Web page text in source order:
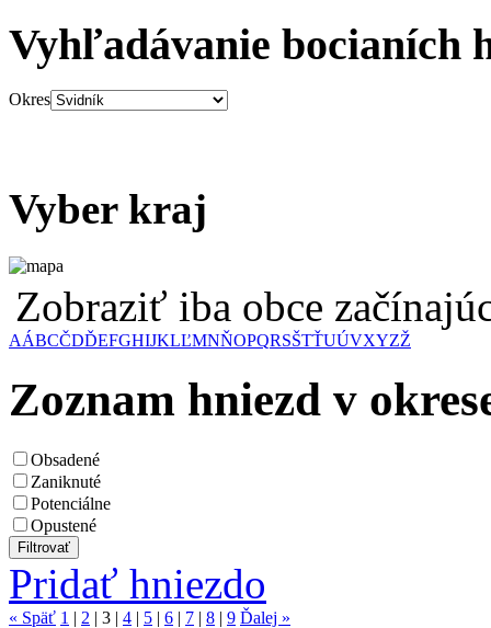
Vyhľadávanie bocianích
Okres
Vyber kraj
Zobraziť iba obce
AÁBCČDĎEFGHIJKLĽMNŇOPQRSŠTŤUÚVXYZŽ
Zoznam hniezd v
Obsadené
Zaniknuté
Potenciálne
Opustené
Pridať hniezdo
« Späť 1 | 2 | 3 | 4 | 5 | 6 | 7 | 8 | 9 Ďalej »